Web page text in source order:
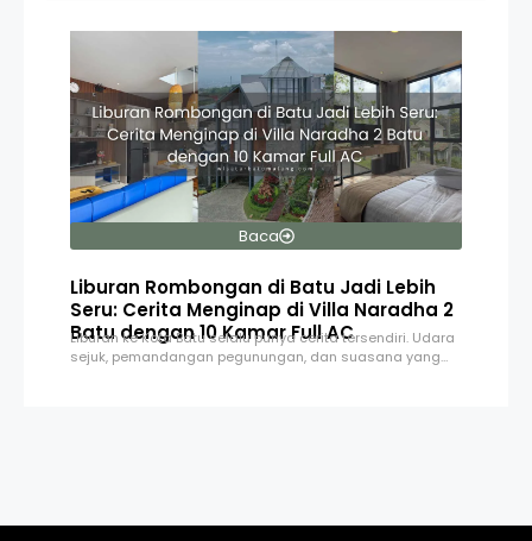
Baca
Liburan Rombongan di Batu Jadi Lebih
Seru: Cerita Menginap di Villa Naradha 2
Batu dengan 10 Kamar Full AC
Liburan ke Kota Batu selalu punya cerita tersendiri. Udara
sejuk, pemandangan pegunungan, dan suasana yang…